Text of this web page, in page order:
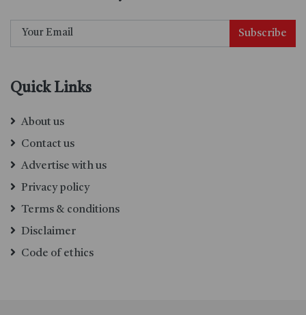
Subscribe
Quick Links
About us
Contact us
Advertise with us
Privacy policy
Terms & conditions
Disclaimer
Code of ethics